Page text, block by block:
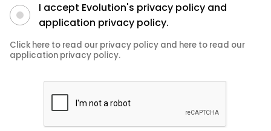
I accept Evolution's privacy policy and
application privacy policy.
Click here to read our privacy policy and here to read our
application privacy policy.